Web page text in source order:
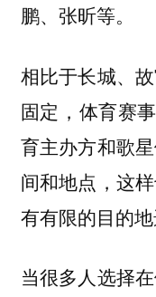
鹏、张昕等。
相比于长城、
固定，体育赛
育主办方和歌
间和地点，这
有有限的目的
当很多人选择